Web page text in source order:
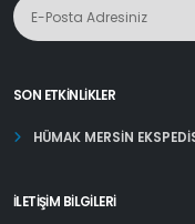
SON ETKINLIKLER
HÜMAK MERSİN
İLETIŞIM BILGILERI